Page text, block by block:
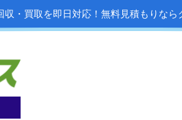
収・買取を即日対応！ 無料見積もりなら